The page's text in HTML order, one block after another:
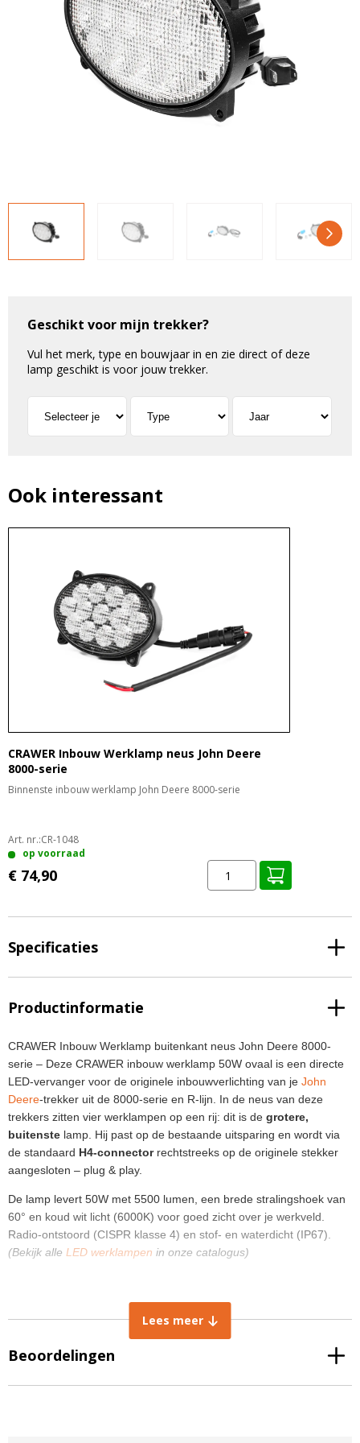
LED voordeelpakketten
Overige producten
LED voordeelpakketten
Overige producten
Geschikt voor mijn trekker?
Vul het merk, type en bouwjaar in en zie direct of deze
lamp geschikt is voor jouw trekker.
Ook interessant
CRAWER Inbouw Werklamp neus John Deere
8000-serie
Binnenste inbouw werklamp John Deere 8000-serie
Art. nr.:CR-1048
op voorraad
€ 74,90
Specificaties
Productinformatie
CRAWER Inbouw Werklamp buitenkant neus John Deere 8000-
serie – Deze CRAWER inbouw werklamp 50W ovaal is een directe
LED-vervanger voor de originele inbouwverlichting van je John
Deere-trekker uit de 8000-serie en R-lijn. In de neus van deze
trekkers zitten vier werklampen op een rij: dit is de grotere,
buitenste lamp. Hij past op de bestaande uitsparing en wordt via
de standaard H4-connectorrechtstreeks op de originele stekker
aangesloten – plug & play.
De lamp levert 50W met 5500 lumen, een brede stralingshoek van
60° en koud wit licht (6000K) voor goed zicht over je werkveld.
Radio-ontstoord (CISPR klasse 4) en stof- en waterdicht (IP67).
(Bekijk alle LED werklampen in onze catalogus)
Hoogte: 110 mm
Diepte: 89 mm
Boutafstand: 130 x 86 mm (hart-op-hart)
Lees meer
Beoordelingen